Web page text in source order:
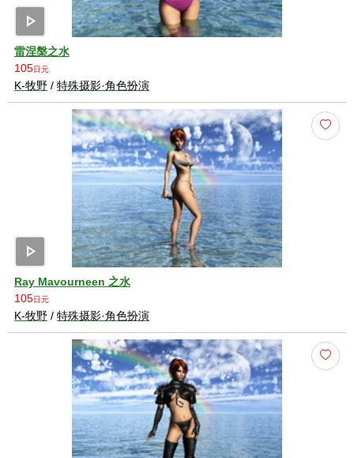
play_arrow
雷涅槃之水
105日元
K-牧野 / 特殊摄影·角色扮演
play_arrow
Ray Mavourneen 之水
105日元
K-牧野 / 特殊摄影·角色扮演